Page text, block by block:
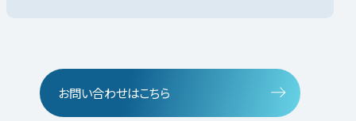
お問い合わせはこちら